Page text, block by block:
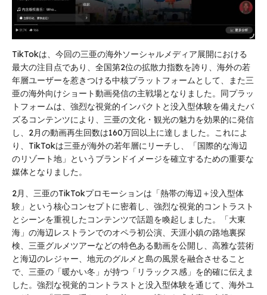
TikTokは、今回の三亜の海外ソーシャルメディア展開における
最大の注目点であり、全国第2位の拡散力指数を誇り、海外の若
年層ユーザーを惹きつける中核プラットフォームとして、また三
亜の海外向けショート動画発信の主戦場となりました。同プラッ
トフォームは、強烈な視覚的インパクトと没入型体験を備えたバ
ズるコンテンツにより、三亜の文化・観光の魅力を効果的に発信
し、2月の動画再生回数は160万回以上に達しました。これによ
り、TikTokは三亜が海外の若年層にリーチし、「国際的な海辺
のリゾート地」というブランドイメージを確立するための重要な
媒体となりました。
2月、三亜のTikTokプロモーションは「熱帯の海辺＋没入型体
験」という核心コンセプトに密着し、強烈な視覚的コントラスト
とシーンを重視したコンテンツで話題を喚起しました。「大東
海」の海辺レストランでのオペラ初公演、天涯小鎮の路地裏探
検、三亜グルメツアーなどの特色ある動画を公開し、高雅な芸術
と海辺のレジャー、地元のグルメと島の風景を融合させること
で、三亜の「暖かい冬」が持つ「リラックス感」を的確に伝えま
した。強烈な視覚的コントラストと没入型体験を通じて、海外ユ